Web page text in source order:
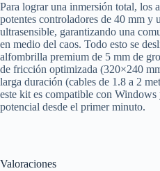
Para lograr una inmersión total, los
potentes controladores de 40 mm
ultrasensible, garantizando una
en medio del caos. Todo esto se
alfombrilla premium de 5 mm de
de fricción optimizada (320×240
larga duración (cables de 1.8 a 2
este kit es compatible con
potencial desde el primer minuto.
Valoraciones